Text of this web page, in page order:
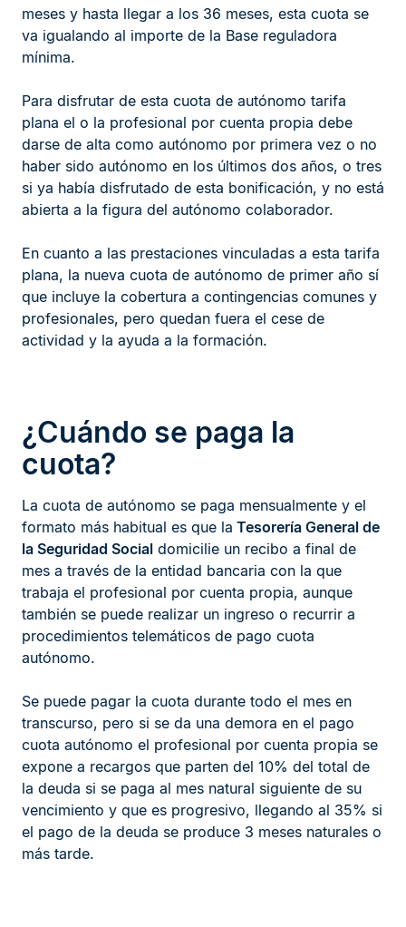
meses y hasta llegar a los 36 meses, esta cuota se
va igualando al importe de la Base reguladora
mínima.
Para disfrutar de esta cuota de autónomo tarifa
plana el o la profesional por cuenta propia debe
darse de alta como autónomo por primera vez o no
haber sido autónomo en los últimos dos años, o tres
si ya había disfrutado de esta bonificación, y no está
abierta a la figura del autónomo colaborador.
En cuanto a las prestaciones vinculadas a esta tarifa
plana, la nueva cuota de autónomo de primer año sí
que incluye la cobertura a contingencias comunes y
profesionales, pero quedan fuera el cese de
actividad y la ayuda a la formación.
¿Cuándo se paga la
cuota?
La cuota de autónomo se paga mensualmente y el
formato más habitual es que la Tesorería General de
la Seguridad Social domicilie un recibo a final de
mes a través de la entidad bancaria con la que
trabaja el profesional por cuenta propia, aunque
también se puede realizar un ingreso o recurrir a
procedimientos telemáticos de pago cuota
autónomo.
Se puede pagar la cuota durante todo el mes en
transcurso, pero si se da una demora en el pago
cuota autónomo el profesional por cuenta propia se
expone a recargos que parten del 10% del total de
la deuda si se paga al mes natural siguiente de su
vencimiento y que es progresivo, llegando al 35% si
el pago de la deuda se produce 3 meses naturales o
más tarde.